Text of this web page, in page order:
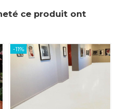
ce produit ont
-11%